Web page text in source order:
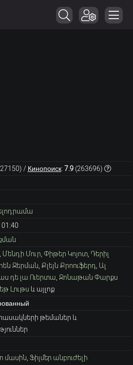
) / Кинопоиск: 7.9(263696)
Մենդի Մուր Փիթեր Կոյոտ, Դերիլ
Ջերման Քլեյն Քրոուֆերդ Ալ
դե լա Ուերտա Ջոնաթան Փարքս
Լութս և այլոք
թեմաներ և
մասին Ֆիլմեր անբուժելի